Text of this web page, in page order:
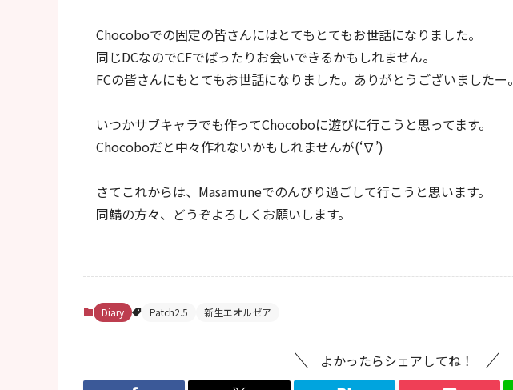
Chocoboでの固定の皆さんにはとてもとてもお世話になりました。
同じDCなのでCFでばったりお会いできるかもしれません。
FCの皆さんにもとてもお世話になりました。ありがとうございましたー。
いつかサブキャラでも作ってChocoboに遊びに行こうと思ってます。
Chocoboだと中々作れないかもしれませんが(‘∇’)
さてこれからは、Masamuneでのんびり過ごして行こうと思います。
同鯖の方々、どうぞよろしくお願いします。
Diary Patch2.5 新生エオルゼア
よかったらシェアしてね！